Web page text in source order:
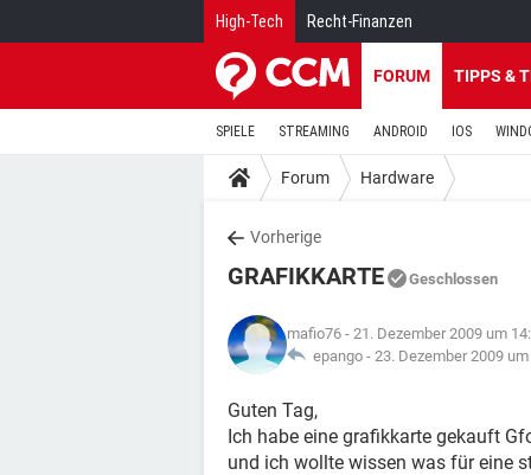
High-Tech Recht-Finanzen
FORUM TIPPS &
SPIELE STREAMING ANDROID IOS
Forum Hardware
Vorherige
GRAFIKKARTE Geschlossen
mafio76 - 21. Dezember 2009 um
epango - 23. Dezember 2009
Guten Tag,
Ich habe eine grafikkarte gekauft
und ich wollte wissen was für eine